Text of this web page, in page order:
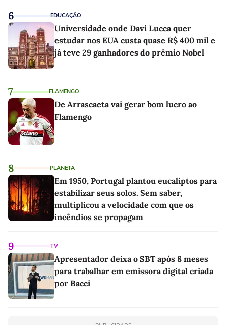
6 EDUCAÇÃO
Universidade onde Davi Lucca quer
estudar nos EUA custa quase R$ 400 mil e
já teve 29 ganhadores do prêmio Nobel
7 FLAMENGO
De Arrascaeta vai gerar bom lucro ao
Flamengo
8 PLANETA
Em 1950, Portugal plantou eucaliptos para
estabilizar seus solos. Sem saber,
multiplicou a velocidade com que os
incêndios se propagam
9 TV
Apresentador deixa o SBT após 8 meses
para trabalhar em emissora digital criada
por Bacci